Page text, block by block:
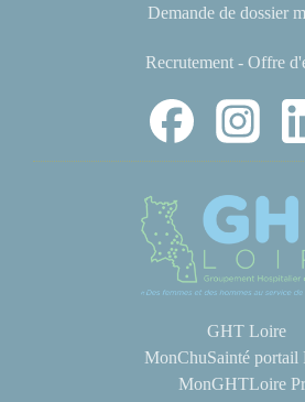
Demande de dossier
Recrutement - Offre
GHT Loire
MonChuSainté portail
MonGHTLoire